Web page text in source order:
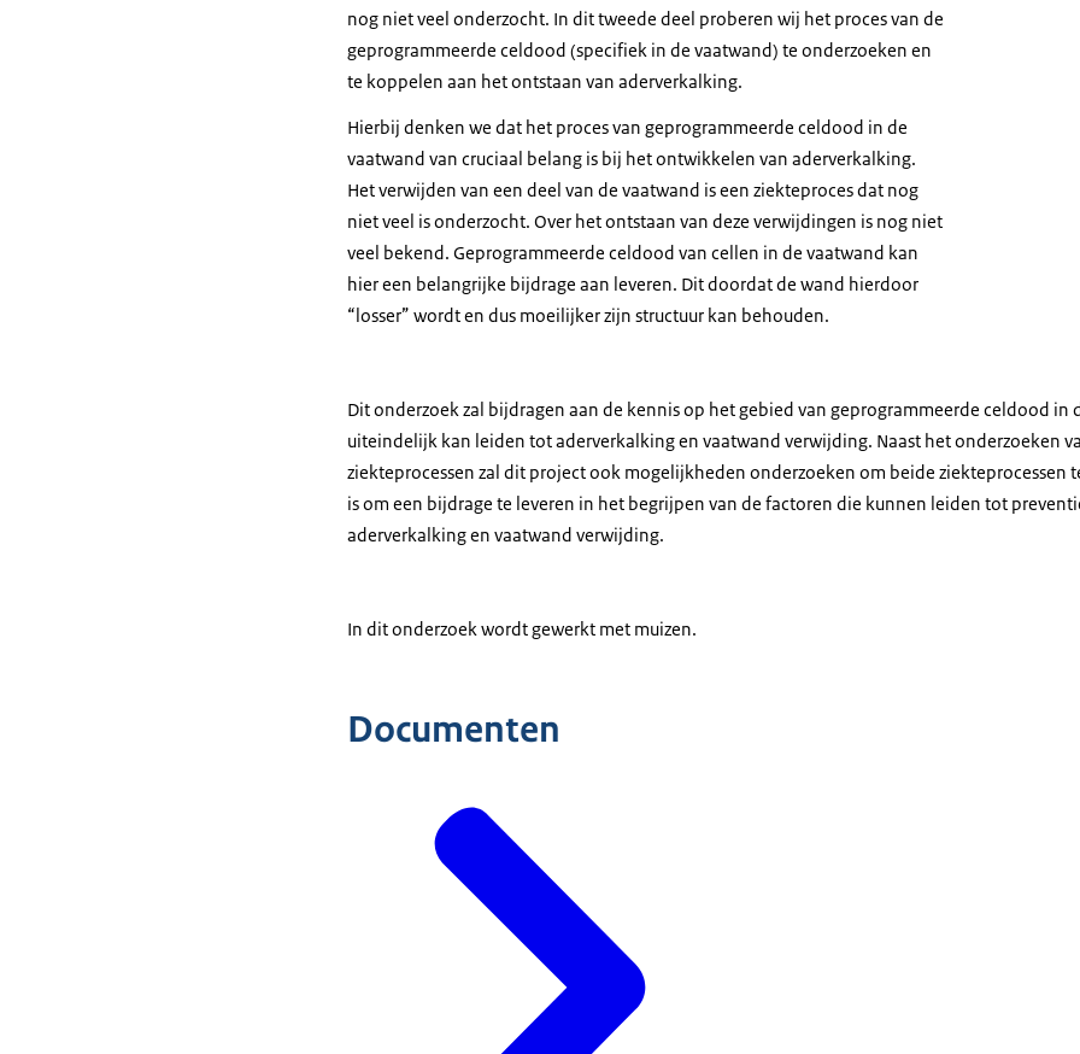
nog niet veel onderzocht. In dit tweede deel proberen wij het proces van de
geprogrammeerde celdood (specifiek in de vaatwand) te onderzoeken en
te koppelen aan het ontstaan van aderverkalking.
Hierbij denken we dat het proces van geprogrammeerde celdood in de
vaatwand van cruciaal belang is bij het ontwikkelen van aderverkalking.
Het verwijden van een deel van de vaatwand is een ziekteproces dat nog
niet veel is onderzocht. Over het ontstaan van deze verwijdingen is nog niet
veel bekend. Geprogrammeerde celdood van cellen in de vaatwand kan
hier een belangrijke bijdrage aan leveren. Dit doordat de wand hierdoor
“losser” wordt en dus moeilijker zijn structuur kan behouden.
Dit onderzoek zal bijdragen aan de kennis op het gebied van geprogrammeerde celdood in
uiteindelijk kan leiden tot aderverkalking en vaatwand verwijding. Naast het onderzoeken
ziekteprocessen zal dit project ook mogelijkheden onderzoeken om beide ziekteprocessen
is om een bijdrage te leveren in het begrijpen van de factoren die kunnen leiden tot
aderverkalking en vaatwand verwijding.
In dit onderzoek wordt gewerkt met muizen.
Documenten